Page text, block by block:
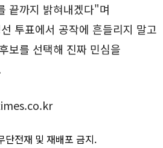
끝까지 밝혀내겠다"며
투표에서 공작에 흔들리지 말고
보를 선택해 진짜 민심을
단전재 및 재배포 금지.